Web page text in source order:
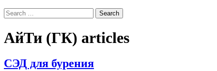
АйТи (ГК) articles
СЭД для бурения